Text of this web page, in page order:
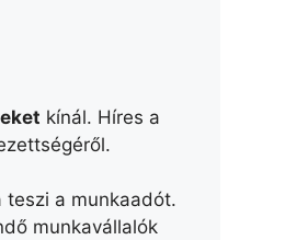
kínál. Híres a
a munkaadót.
munkavállalók